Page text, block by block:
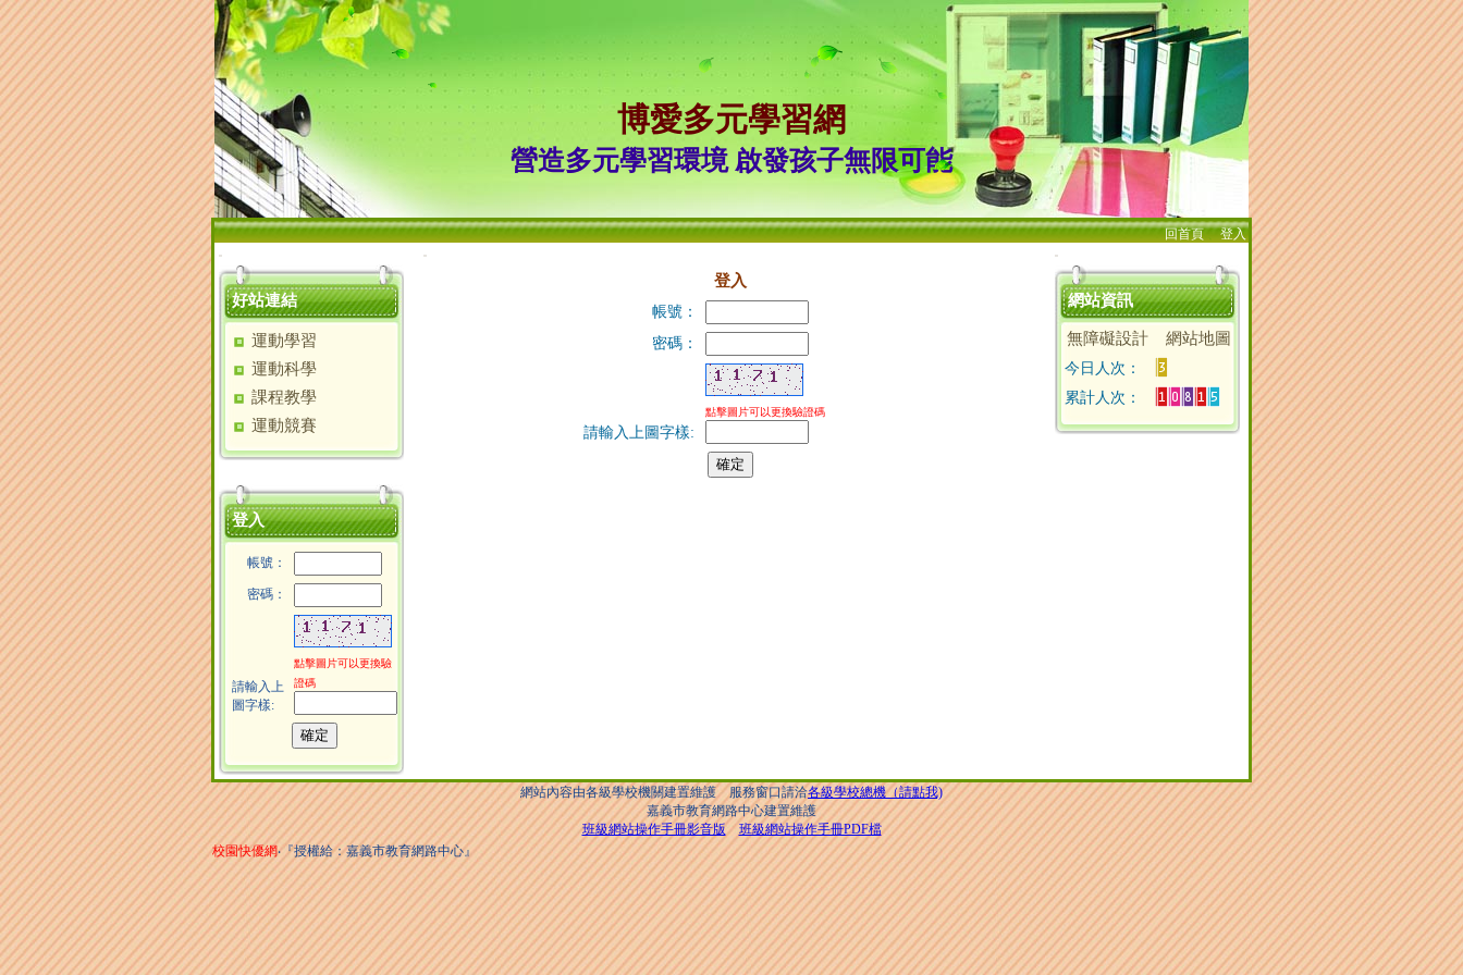
博愛多元學習網
營造多元學習環境 啟發孩子無限可能
回首頁、登入
:::
好站連結
運動學習
運動科學
課程教學
運動競賽
登入
帳號：
密碼：
請輸入上
圖字樣:
點擊圖片可以更換驗
證碼
:::
登入
帳號：
密碼：
請輸入上圖字樣:
點擊圖片可以更換驗證碼
:::
網站資訊
無障礙設計 網站地圖
今日人次：
累計人次：
網站內容由各級學校機關建置維護 服務窗口請洽各級學校總機（請點我)
嘉義市教育網路中心建置維護
班級網站操作手冊影音版
班級網站操作手冊PDF檔
校園快優網‧『授權給：嘉義市教育網路中心』